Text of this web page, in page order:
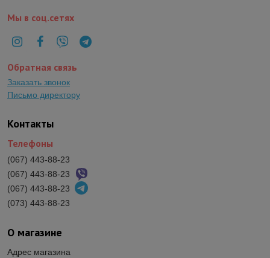
О магазине
Адрес магазина
Контакты
Телефоны
(067) 443-88-23
(067) 443-88-23
(067) 443-88-23
(073) 443-88-23
Мы в соц.сетях
Обратная связь
Заказать звонок
Письмо директору